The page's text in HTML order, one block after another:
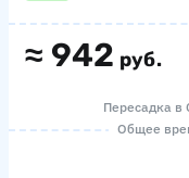
≈ 942 руб.
Пересадка в
Общее